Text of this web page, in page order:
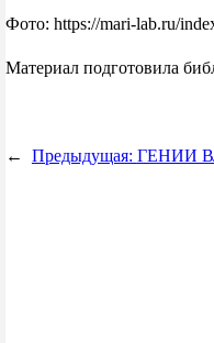
Фото: https://mari-lab.ru/
Материал подготовила
← Предыдущая: ГЕНИИ